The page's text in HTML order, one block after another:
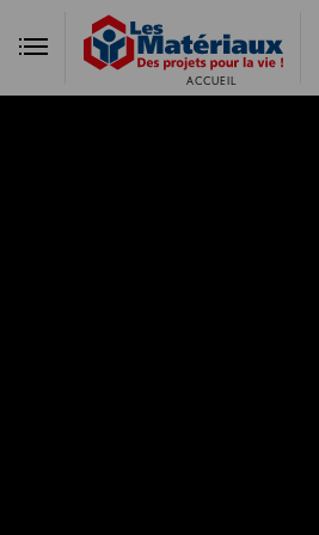
ACCUEIL